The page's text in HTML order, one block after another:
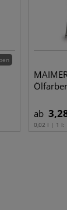
ab
0,02 l | 1 l: